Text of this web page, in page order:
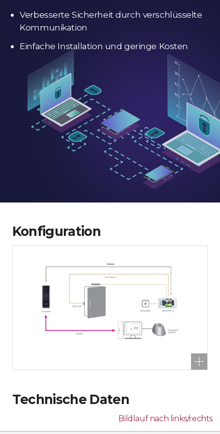
Verbesserte Sicherheit durch verschlüsselte
Kommunikation
Einfache Installation und geringe Kosten
Konfiguration
Technische Daten
Bildlauf nach links/rechts